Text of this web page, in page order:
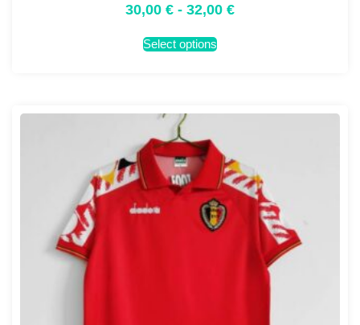
30,00 € - 32,00 €
Select options